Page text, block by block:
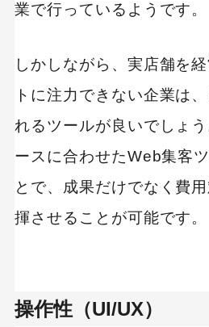
業で行っているようです。
しかしながら、実店舗を
トに注力できない企業は
れるツールが良いでしょ
ースに合わせたWeb集客
とで、成果だけでなく費
揮させることが可能です。
操作性（UI/UX）